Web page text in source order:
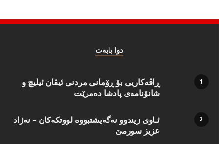
دوا بابه‌ت
ڕاڤەکاریی بۆ ڕۆمانی مردنی ئیڤان ئیلیچ و
شانۆنامەی پادشا دەمرێت
ئـاوی زیندوو نه‌گه‌یشتبووه‌ لووتكه‌كان – نه‌ژاد
عزیز سورمێ